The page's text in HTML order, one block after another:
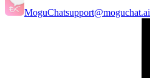
MoguChatsupport@moguchat.ai